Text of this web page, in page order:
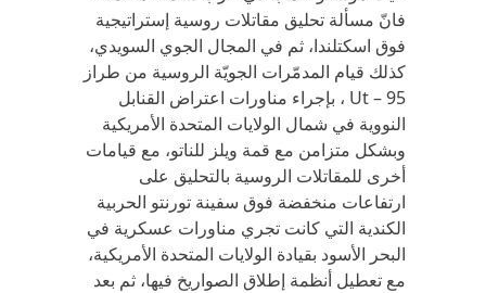
فانّ مسألة تحليق مقاتلات روسية إستراتيجية
فوق اسكتلندا، ثم في المجال الجوي السويدي،
كذلك قيام المدمّرات الجويّة الروسية من طراز
Ut – 95 ، بإجراء مناورات اعتراض القنابل
النووية في شمال الولايات المتحدة الأمريكية
وبشكل متزامن مع قمة ويلز للناتو، مع قيامات
أخرى للمقاتلات الروسية بالتحليق على
ارتفاعات منخفضة فوق سفينة تورنتو الحربية
الكندية التي كانت تجري مناورات عسكرية في
البحر الأسود بقيادة الولايات المتحدة الأمريكية،
مع تعطيل أنظمة إطلاق الصواريخ فيها، ثم بعد